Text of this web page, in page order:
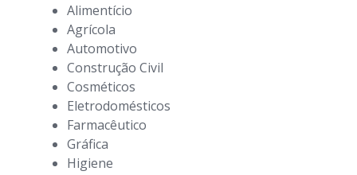
Alimentício
Agrícola
Automotivo
Construção Civil
Cosméticos
Eletrodomésticos
Farmacêutico
Gráfica
Higiene